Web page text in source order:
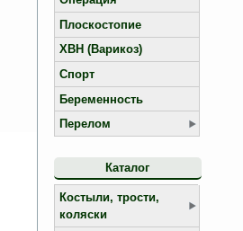
Плоскостопие
ХВН (Варикоз)
Спорт
Беременность
Перелом
Каталог
Костыли, трости,
коляски